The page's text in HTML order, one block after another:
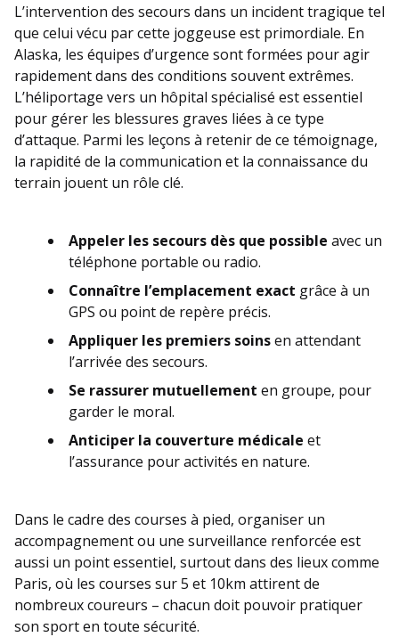
L’intervention des secours dans un incident tragique tel
que celui vécu par cette joggeuse est primordiale. En
Alaska, les équipes d’urgence sont formées pour agir
rapidement dans des conditions souvent extrêmes.
L’héliportage vers un hôpital spécialisé est essentiel
pour gérer les blessures graves liées à ce type
d’attaque. Parmi les leçons à retenir de ce témoignage,
la rapidité de la communication et la connaissance du
terrain jouent un rôle clé.
Appeler les secours dès que possible avec un
téléphone portable ou radio.
Connaître l’emplacement exact grâce à un
GPS ou point de repère précis.
Appliquer les premiers soinsen attendant
l’arrivée des secours.
Se rassurer mutuellement en groupe, pour
garder le moral.
Anticiper la couverture médicale et
l’assurance pour activités en nature.
Dans le cadre des courses à pied, organiser un
accompagnement ou une surveillance renforcée est
aussi un point essentiel, surtout dans des lieux comme
Paris, où les courses sur 5 et 10km attirent de
nombreux coureurs – chacun doit pouvoir pratiquer
son sport en toute sécurité.